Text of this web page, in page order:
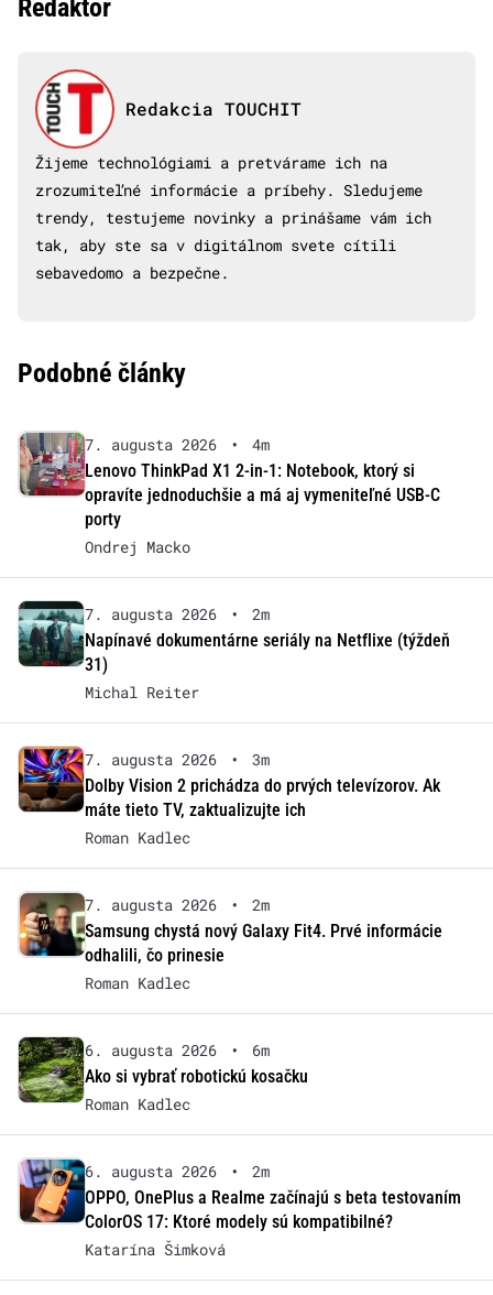
Redaktor
Redakcia TOUCHIT
Žijeme technológiami a pretvárame ich na
zrozumiteľné informácie a príbehy. Sledujeme
trendy, testujeme novinky a prinášame vám ich
tak, aby ste sa v digitálnom svete cítili
sebavedomo a bezpečne.
Podobné články
7. augusta 2026 •
4m
Lenovo ThinkPad X1 2-in-1: Notebook, ktorý si
opravíte jednoduchšie a má aj vymeniteľné USB-C
porty
Ondrej Macko
7. augusta 2026 •
2m
Napínavé dokumentárne seriály na Netflixe (týždeň
31)
Michal Reiter
7. augusta 2026 •
3m
Dolby Vision 2 prichádza do prvých televízorov. Ak
máte tieto TV, zaktualizujte ich
Roman Kadlec
7. augusta 2026 •
2m
Samsung chystá nový Galaxy Fit4. Prvé informácie
odhalili, čo prinesie
Roman Kadlec
6. augusta 2026 •
6m
Ako si vybrať robotickú kosačku
Roman Kadlec
6. augusta 2026 •
2m
OPPO, OnePlus a Realme začínajú s beta testovaním
ColorOS 17: Ktoré modely sú kompatibilné?
Katarína Šimková